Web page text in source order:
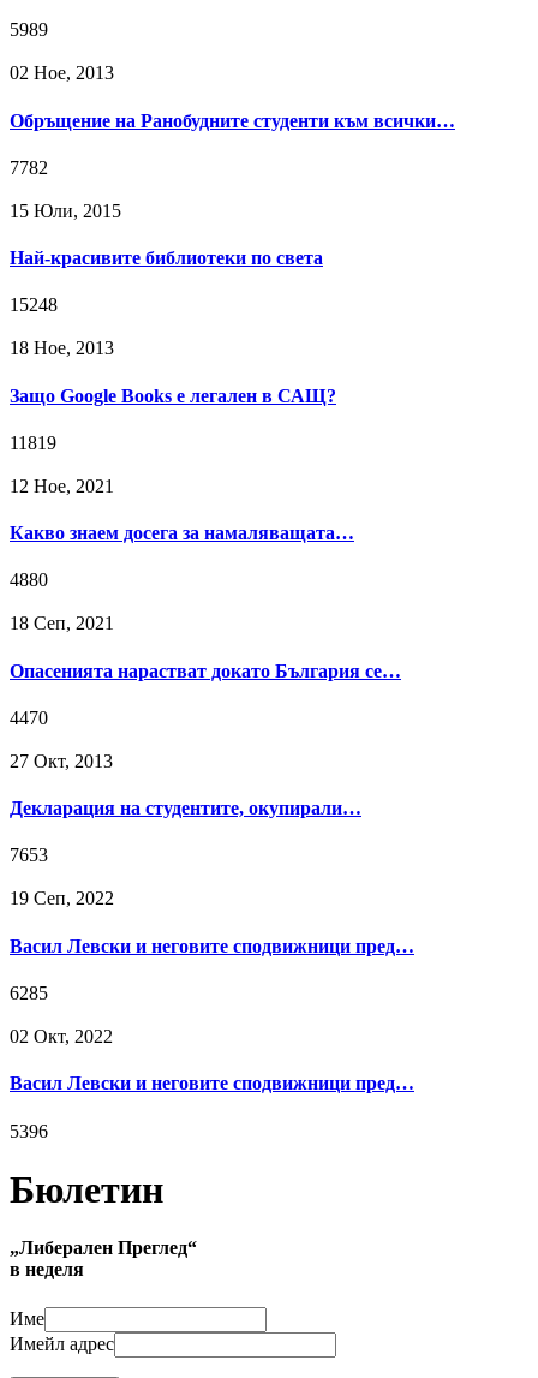
5989
02 Ное, 2013
Обръщение на Ранобудните студенти към всички…
7782
15 Юли, 2015
Най-красивите библиотеки по света
15248
18 Ное, 2013
Защо Google Books е легален в САЩ?
11819
12 Ное, 2021
Какво знаем досега за намаляващата…
4880
18 Сeп, 2021
Опасенията нарастват докато България се…
4470
27 Окт, 2013
Декларация на студентите, окупирали…
7653
19 Сeп, 2022
Васил Левски и неговите сподвижници пред…
6285
02 Окт, 2022
Васил Левски и неговите сподвижници пред…
5396
Бюлетин
„Либерален Преглед“
в неделя
Име
Имейл адрес